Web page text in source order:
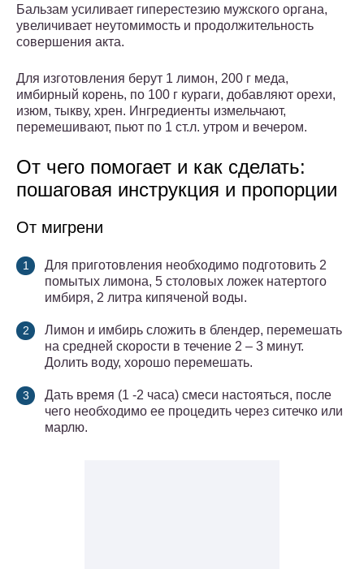
Бальзам усиливает гиперестезию мужского органа,
увеличивает неутомимость и продолжительность
совершения акта.
Для изготовления берут 1 лимон, 200 г меда,
имбирный корень, по 100 г кураги, добавляют орехи,
изюм, тыкву, хрен. Ингредиенты измельчают,
перемешивают, пьют по 1 ст.л. утром и вечером.
От чего помогает и как сделать:
пошаговая инструкция и пропорции
От мигрени
Для приготовления необходимо подготовить 2
помытых лимона, 5 столовых ложек натертого
имбиря, 2 литра кипяченой воды.
Лимон и имбирь сложить в блендер, перемешать
на средней скорости в течение 2 – 3 минут.
Долить воду, хорошо перемешать.
Дать время (1 -2 часа) смеси настояться, после
чего необходимо ее процедить через ситечко или
марлю.